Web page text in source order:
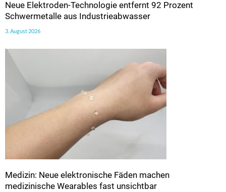
Neue Elektroden-Technologie entfernt 92 Prozent
Schwermetalle aus Industrieabwasser
3. August 2026
Medizin: Neue elektronische Fäden machen
medizinische Wearables fast unsichtbar